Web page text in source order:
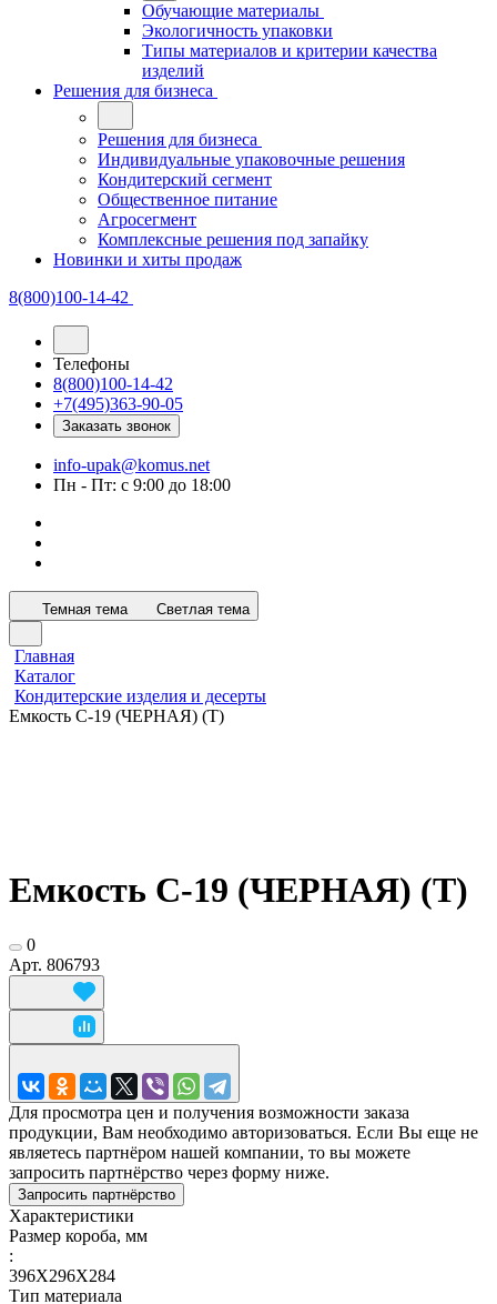
Обучающие материалы
Экологичность упаковки
Типы материалов и критерии качества
изделий
Решения для бизнеса
Решения для бизнеса
Индивидуальные упаковочные решения
Кондитерский сегмент
Общественное питание
Агросегмент
Комплексные решения под запайку
Новинки и хиты продаж
8(800)100-14-42
Телефоны
8(800)100-14-42
+7(495)363-90-05
Заказать звонок
info-upak@komus.net
Пн - Пт: с 9:00 до 18:00
Темная тема Светлая тема
Главная
Каталог
Кондитерские изделия и десерты
Емкость С-19 (ЧЕРНАЯ) (Т)
Емкость С-19 (ЧЕРНАЯ) (Т)
0
Арт. 806793
Для просмотра цен и получения возможности заказа
продукции, Вам необходимо авторизоваться. Если Вы еще не
являетесь партнёром нашей компании, то вы можете
запросить партнёрство через форму ниже.
Запросить партнёрство
Характеристики
Размер короба, мм
:
396Х296Х284
Тип материала